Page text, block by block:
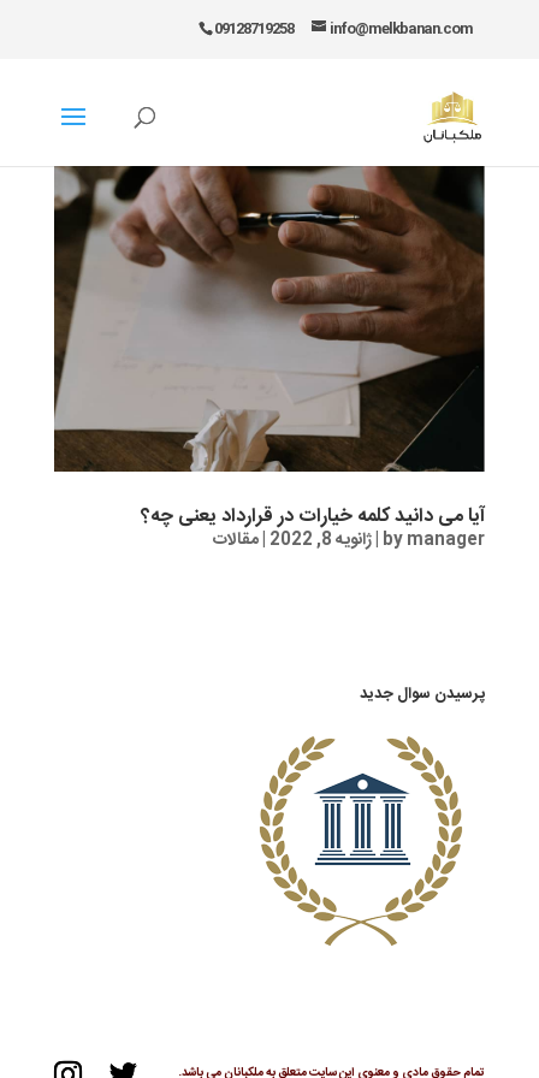
09128719258 info@melkbanan.com
آیا می دانید کلمه خیارات در قرارداد یعنی چه؟
bymanager
|ژانویه 8, 2022 |مقالات
پرسیدن سوال جدید
تمام حقوق مادی و معنوی این سایت متعلق به ملکبانان می باشد.